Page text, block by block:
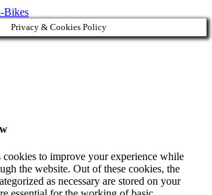
Bikes
Privacy & Cookies Policy
cookies to improve your experience while
the website. Out of these cookies, the
as necessary are stored on your